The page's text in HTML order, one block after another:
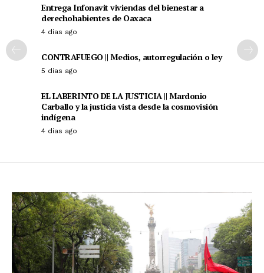
Entrega Infonavit viviendas del bienestar a
derechohabientes de Oaxaca
4 días ago
CONTRAFUEGO || Medios, autorregulación o ley
5 días ago
EL LABERINTO DE LA JUSTICIA || Mardonio
Carballo y la justicia vista desde la cosmovisión
indígena
4 días ago